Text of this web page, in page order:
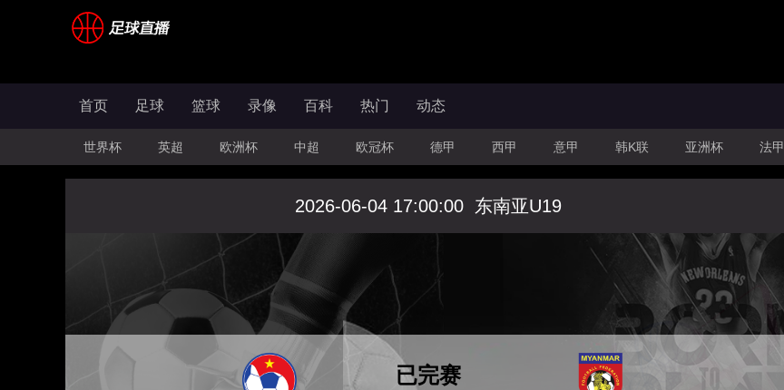
首页 足球 篮球 录像 百科 热门 动态
世界杯 英超 欧洲杯 中超 欧冠杯 德甲 西甲 意甲 韩K联 亚洲杯 法甲
2026-06-04 17:00:00 东南亚U19
已完赛